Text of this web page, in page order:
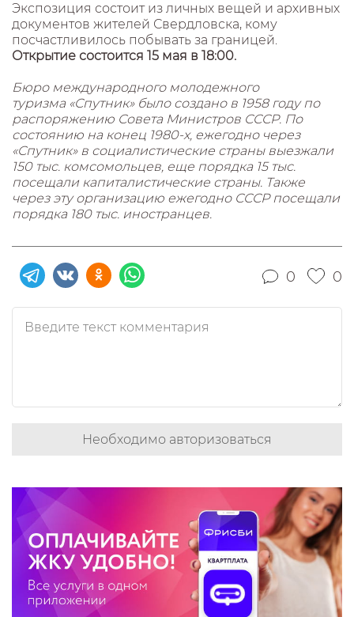
Экспозиция состоит из личных вещей и архивных
документов жителей Свердловска, кому
посчастливилось побывать за границей.
Открытие состоится 15 мая в 18:00.
Бюро международного молодежного
туризма «Спутник» было создано в 1958 году по
распоряжению Совета Министров СССР. По
состоянию на конец 1980-х, ежегодно через
«Спутник» в социалистические страны выезжали
150 тыс. комсомольцев, еще порядка 15 тыс.
посещали капиталистические страны. Также
через эту организацию ежегодно СССР посещали
порядка 180 тыс. иностранцев.
0 0
Необходимо авторизоваться